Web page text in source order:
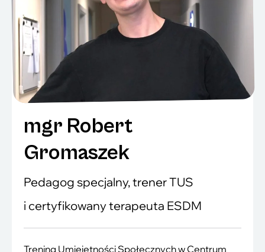
mgr Robert
Gromaszek
Pedagog specjalny, trener TUS
i certyfikowany terapeuta ESDM
Trening Umiejętności Społecznych w Centrum